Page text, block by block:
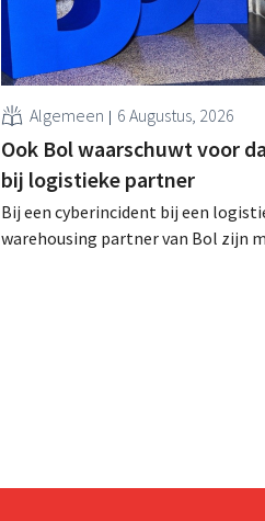
Algemeen 6 Augustus, 2026
Ook Bol waarschuwt voor
bij logistieke partner
Bij een cyberincident bij een
warehousing partner van Bol zijn